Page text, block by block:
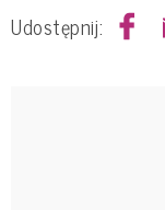
Udostępnij: